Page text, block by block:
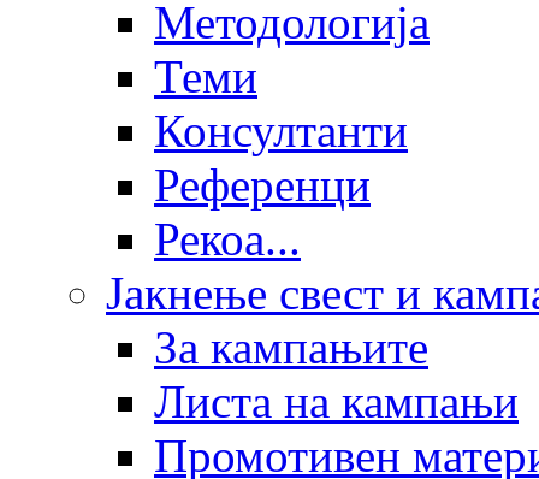
Методологија
Теми
Консултанти
Референци
Рекоа...
Јакнење свест и
За кампањите
Листа на кампањи
Промотивен